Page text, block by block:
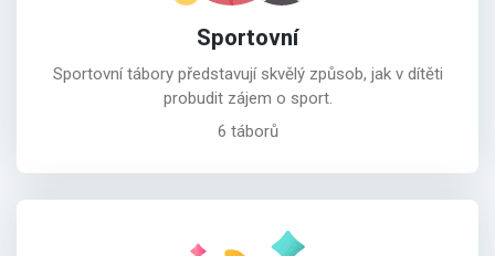
Sportovní
Sportovní tábory představují skvělý způsob, jak v dítěti
probudit zájem o sport.
6 táborů